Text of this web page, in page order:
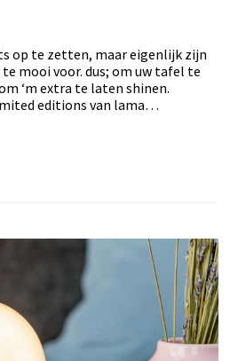
op te zetten, maar eigenlijk zijn
mooi voor. dus; om uw tafel te
‘m extra te laten shinen.
editions van lama…